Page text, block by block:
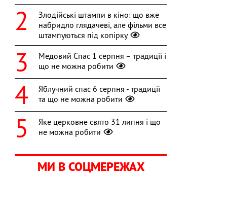
Злодійські штампи в кіно: що вже
набридло глядачеві, але фільми все
штампуються під копірку
Медовий Спас 1 серпня – традиції і
що не можна робити
Яблучний спас 6 серпня - традиції
та що не можна робити
Яке церковне свято 31 липня і що
не можна робити
МИ В СОЦМЕРЕЖАХ